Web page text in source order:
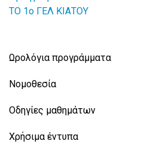
Πλοήγηση
ΤΟ 1ο ΓΕΛ ΚΙΑΤΟΥ
Ωρολόγια προγράμματα
Νομοθεσία
Οδηγίες μαθημάτων
Χρήσιμα έντυπα